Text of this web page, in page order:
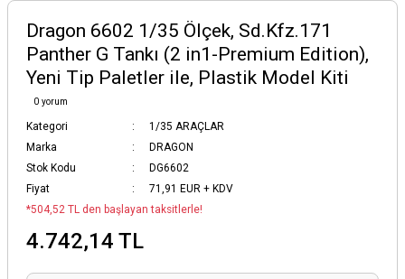
Dragon 6602 1/35 Ölçek, Sd.Kfz.171
Panther G Tankı (2 in1-Premium Edition),
Yeni Tip Paletler ile, Plastik Model Kiti
0 yorum
Kategori
1/35 ARAÇLAR
Marka
DRAGON
Stok Kodu
DG6602
Fiyat
71,91 EUR + KDV
*504,52 TL den başlayan taksitlerle!
4.742,14 TL